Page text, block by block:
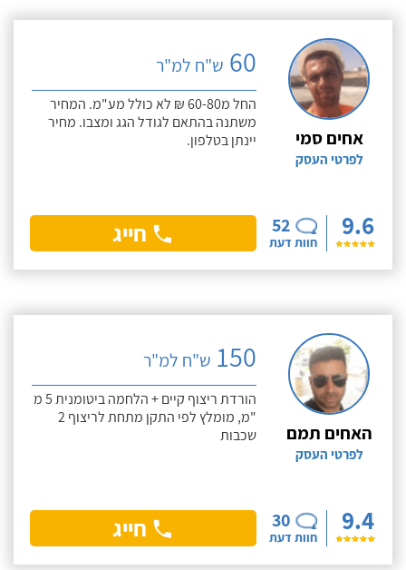
אחים סמי
לפרטי העסק
9.6
52
חוות דעת
60 ש"ח למ"ר
החל מ60-80 ₪ לא כולל מע"מ. המחיר
משתנה בהתאם לגודל הגג ומצבו. מחיר
יינתן בטלפון.
חייג
האחים תמם
לפרטי העסק
9.4
30
חוות דעת
150 ש"ח למ"ר
הורדת ריצוף קיים + הלחמה ביטומנית 5 מ
"מ, מומלץ לפי התקן מתחת לריצוף 2
שכבות
חייג